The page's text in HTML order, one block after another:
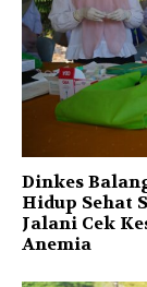
Dinkes
Hidup Sehat
Jalani Cek
Anemia